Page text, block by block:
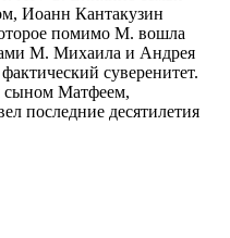
Иоанн Кантакузин
помимо М. вошла
М. Михаила и Андрея
суверенитет.
сыном Матфеем,
последние десятилетия